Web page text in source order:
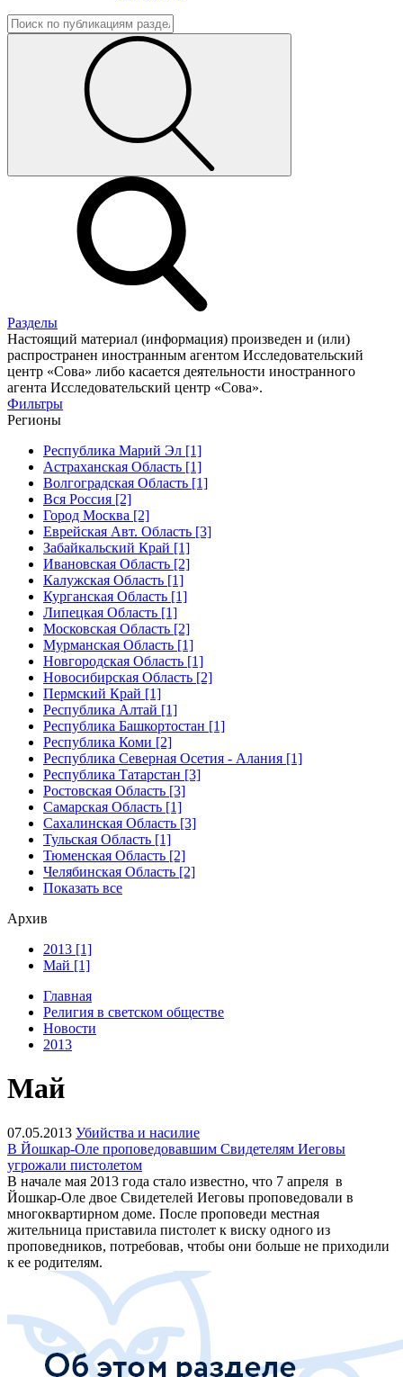
Разделы
Настоящий материал (информация) произведен и (или)
распространен иностранным агентом Исследовательский
центр «Сова» либо касается деятельности иностранного
агента Исследовательский центр «Сова».
Фильтры
Регионы
Республика Марий Эл [1]
Астраханская Область [1]
Волгоградская Область [1]
Вся Россия [2]
Город Москва [2]
Еврейская Авт. Область [3]
Забайкальский Край [1]
Ивановская Область [2]
Калужская Область [1]
Курганская Область [1]
Липецкая Область [1]
Московская Область [2]
Мурманская Область [1]
Новгородская Область [1]
Новосибирская Область [2]
Пермский Край [1]
Республика Алтай [1]
Республика Башкортостан [1]
Республика Коми [2]
Республика Северная Осетия - Алания [1]
Республика Татарстан [3]
Ростовская Область [3]
Самарская Область [1]
Сахалинская Область [3]
Тульская Область [1]
Тюменская Область [2]
Челябинская Область [2]
Показать все
Архив
2013 [1]
Май [1]
Главная
Религия в светском обществе
Новости
2013
Май
07.05.2013 Убийства и насилие
В Йошкар-Оле проповедовавшим Свидетелям Иеговы
угрожали пистолетом
В начале мая 2013 года стало известно, что 7 апреля в
Йошкар-Оле двое Свидетелей Иеговы проповедовали в
многоквартирном доме. После проповеди местная
жительница приставила пистолет к виску одного из
проповедников, потребовав, чтобы они больше не приходили
к ее родителям.